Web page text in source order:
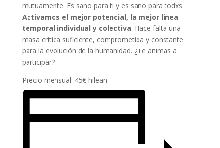
mutuamente. Es sano para ti y es sano para todxs.
Activamos el mejor potencial, la mejor línea
temporal individual y colectiva. Hace falta una
masa crítica suficiente, comprometida y constante
para la evolución de la humanidad. ¿Te animas a
participar?.
Precio mensual: 45€ hilean